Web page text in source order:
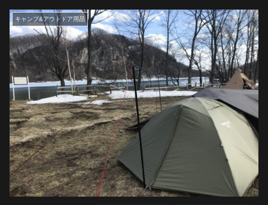
キャンプ&アウトドア用品